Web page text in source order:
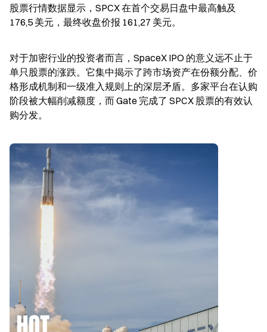
股票行情数据显示，SPCX 在首个交易日盘中最高触及
176,5 美元，最终收盘价报 161,27 美元。
对于加密行业的投资者而言，SpaceX IPO 的意义远不止于
单只股票的涨跌。它集中揭示了跨市场资产在份额分配、价
格形成机制和一级准入规则上的深层矛盾。多家平台在认购
阶段被大幅削减额度，而 Gate 完成了 SPCX 股票的有效认
购分发。